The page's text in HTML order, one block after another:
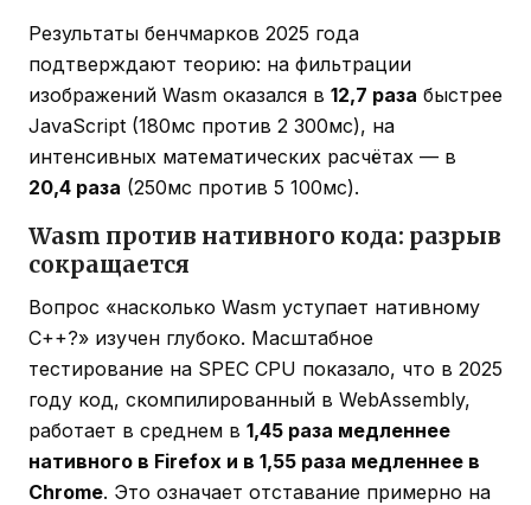
Результаты бенчмарков 2025 года
подтверждают теорию: на фильтрации
изображений Wasm оказался в 12,7 раза быстрее
JavaScript (180мс против 2 300мс), на
интенсивных математических расчётах — в
20,4 раза (250мс против 5 100мс).
Wasm против нативного кода: разрыв
сокращается
Вопрос «насколько Wasm уступает нативному
C++?» изучен глубоко. Масштабное
тестирование на SPEC CPU показало, что в 2025
году код, скомпилированный в WebAssembly,
работает в среднем в 1,45 раза медленнее
нативного в Firefox и в 1,55 раза медленнее в
Chrome. Это означает отставание примерно на